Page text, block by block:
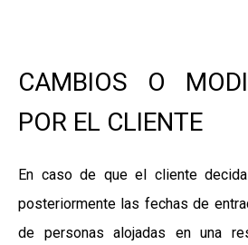
CAMBIOS O
POR EL CLIENTE
En caso de que el cliente
posteriormente las fechas de
de personas alojadas en una